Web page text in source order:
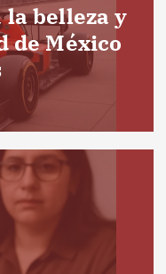
la belleza y
de México